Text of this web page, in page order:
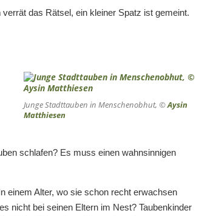
das Rätsel, ein kleiner Spatz ist gemeint.
Junge Stadttauben in Menschenobhut, ©Aysin
Matthiesen
schlafen? Es muss einen wahnsinnigen
einem Alter, wo sie schon recht erwachsen
nicht bei seinen Eltern im Nest? Taubenkinder